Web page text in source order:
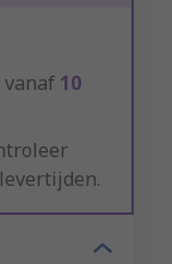
vanaf 10